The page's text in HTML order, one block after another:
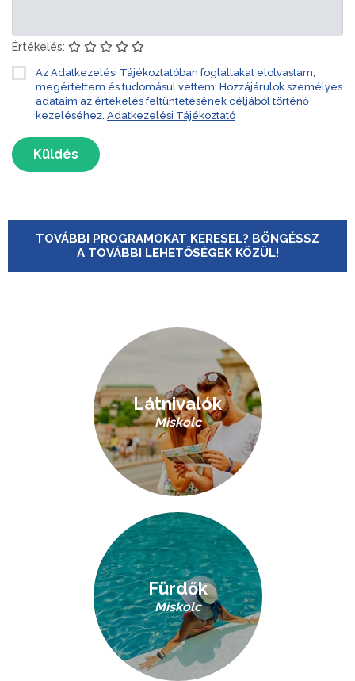
Értékelés:
Az Adatkezelési Tájékoztatóban foglaltakat elolvastam,
megértettem és tudomásul vettem. Hozzájárulok személyes
adataim az értékelés feltüntetésének céljából történő
kezeléséhez. Adatkezelési Tájékoztató
Küldés
TOVÁBBI PROGRAMOKAT KERESEL? BÖNGÉSSZ
A TOVÁBBI LEHETŐSÉGEK KÖZÜL!
Látnivalók
Miskolc
Fürdők
Miskolc